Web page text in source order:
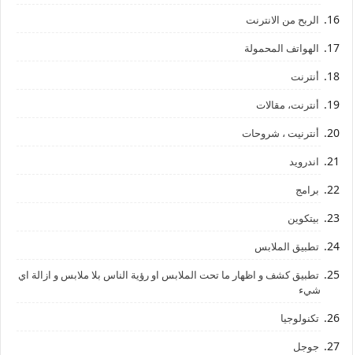
الربح من الانترنت
الهواتف المحمولة
أنترنت
أنترنت، مقالات
أنترنيت ، شروحات
اندرويد
برامج
بيتكوين
تطبيق الملابس
تطبيق كشف و اظهار ما تحت الملابس او رؤية الناس بلا ملابس و ازالة اي
شيء
تكنولوجيا
جوجل